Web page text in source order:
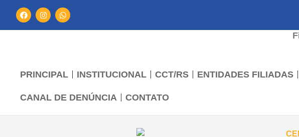
PRINCIPAL INSTITUCIONAL CCT/RS ENTIDADES FILIADAS
CANAL DE DENÚNCIA CONTATO